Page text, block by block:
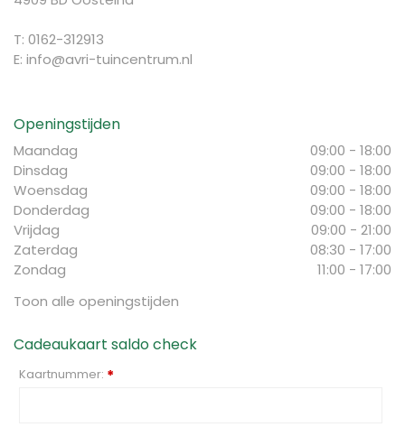
T: 0162-312913
E: info@avri-tuincentrum.nl
Openingstijden
Maandag
09:00 - 18:00
Dinsdag
09:00 - 18:00
Woensdag
09:00 - 18:00
Donderdag
09:00 - 18:00
Vrijdag
09:00 - 21:00
Zaterdag
08:30 - 17:00
Zondag
11:00 - 17:00
Toon alle openingstijden
Cadeaukaart saldo check
Kaartnummer: *